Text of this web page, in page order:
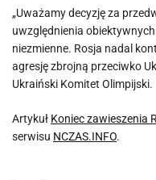
„Uważamy decyzję za
uwzględnienia
niezmienne. Rosja nadal
agresję zbrojną przeciwko
Ukraiński Komitet Olimpijski.
Artykuł Koniec zawieszenia
serwisu NCZAS.INFO.